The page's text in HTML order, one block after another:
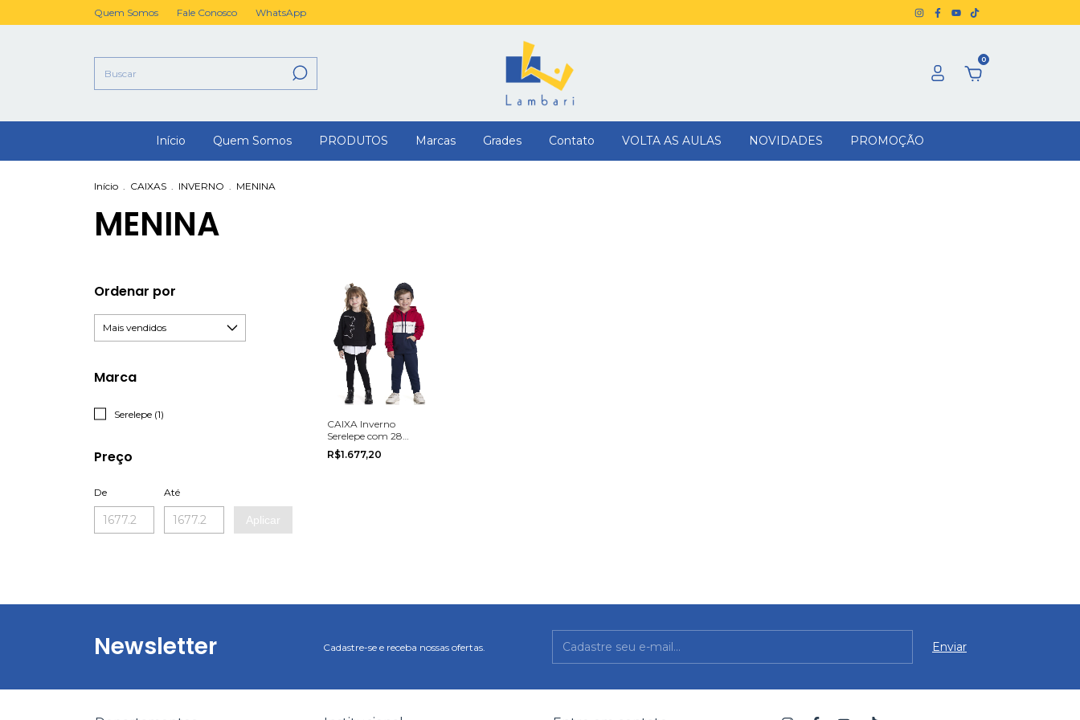
Quem Somos Fale Conosco WhatsApp
0
Início Quem Somos PRODUTOS Marcas Grades Contato VOLTA AS AULAS NOVIDADES PROMOÇÃO
Início . CAIXAS . INVERNO . MENINA
MENINA
Ordenar por
Marca
Serelepe (1)
Preço
De Até
Aplicar
CAIXA Inverno
Serelepe com 28
Conjuntos Misto
Menino e Menina na
R$1.677,20
Newsletter Cadastre-se e receba nossas ofertas.